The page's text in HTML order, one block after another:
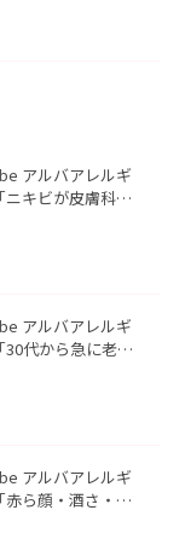
アルバアレルギ
キビが皮膚科で
アルバアレルギ
代から急に老け
アルバアレルギ
ら顔・酒さ・ニ